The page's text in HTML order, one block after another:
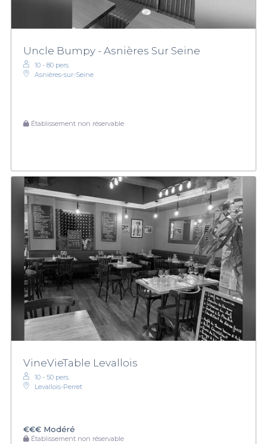
Uncle Bumpy - Asnières Sur Seine
10 - 80 pers.
Asnières-sur-Seine
Établissement non réservable
VineVieTable Levallois
10 - 50 pers.
Levallois-Perret
€€€ Modéré
Établissement non réservable